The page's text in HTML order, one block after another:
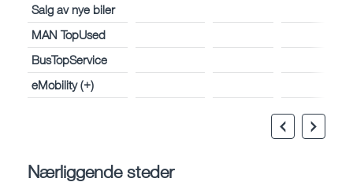
Salg av nye biler
MAN TopUsed
BusTopService
eMobility (+)
Nærliggende steder